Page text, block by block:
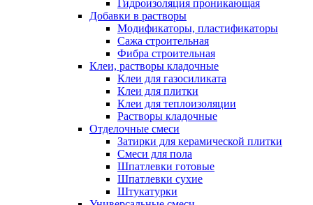
Гидроизоляция проникающая
Добавки в растворы
Модификаторы, пластификаторы
Сажа строительная
Фибра строительная
Клеи, растворы кладочные
Клеи для газосиликата
Клеи для плитки
Клеи для теплоизоляции
Растворы кладочные
Отделочные смеси
Затирки для керамической плитки
Смеси для пола
Шпатлевки готовые
Шпатлевки сухие
Штукатурки